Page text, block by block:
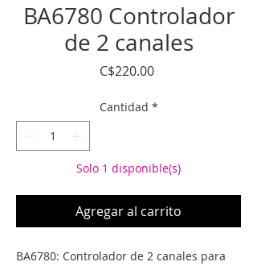
BA6780 Controlador
de 2 canales
C$220.00Precio
Cantidad *
Solo 1 disponible(s)
Agregar al carrito
BA6780: Controlador de 2 canales para